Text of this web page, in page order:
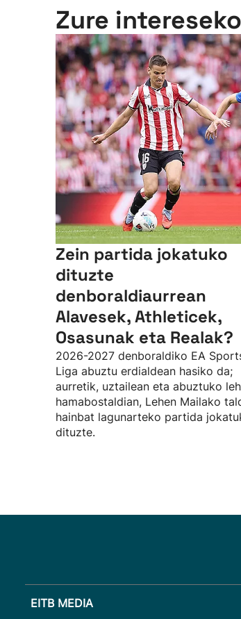
Zure
Zein partida jokatuko
dituzte
denboraldiaurrean
Alavesek, Athleticek,
Osasunak eta Realak?
2026-2027 denboraldiko EA
Liga abuztu erdialdean hasiko da;
aurretik, uztailean eta abuztuko
hamabostaldian, Lehen Mailako
hainbat lagunarteko partida
dituzte.
EITB MEDIA